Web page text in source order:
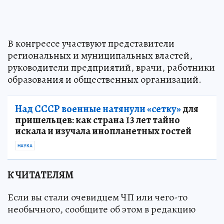
В конгрессе участвуют представители
региональных и муниципальных властей,
руководители предприятий, врачи, работники
образования и общественных организаций.
Над СССР военные натянули «сетку»для
пришельцев: как страна 13 лет тайно
искала и изучала инопланетных гостей
НАУКА
К ЧИТАТЕЛЯМ
Если вы стали очевидцем ЧП или чего-то
необычного, сообщите об этом в редакцию